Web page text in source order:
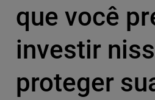
que você
investir
proteger